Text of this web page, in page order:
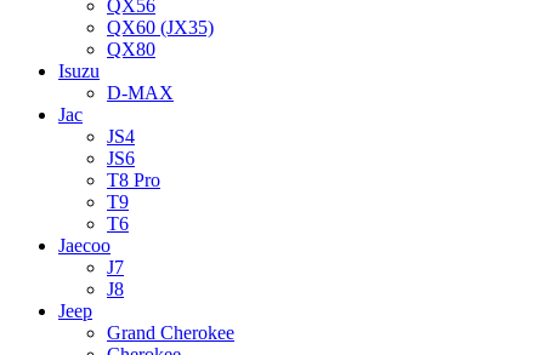
QX56
QX60 (JX35)
QX80
Isuzu
D-MAX
Jac
JS4
JS6
T8 Pro
T9
T6
Jaecoo
J7
J8
Jeep
Grand Cherokee